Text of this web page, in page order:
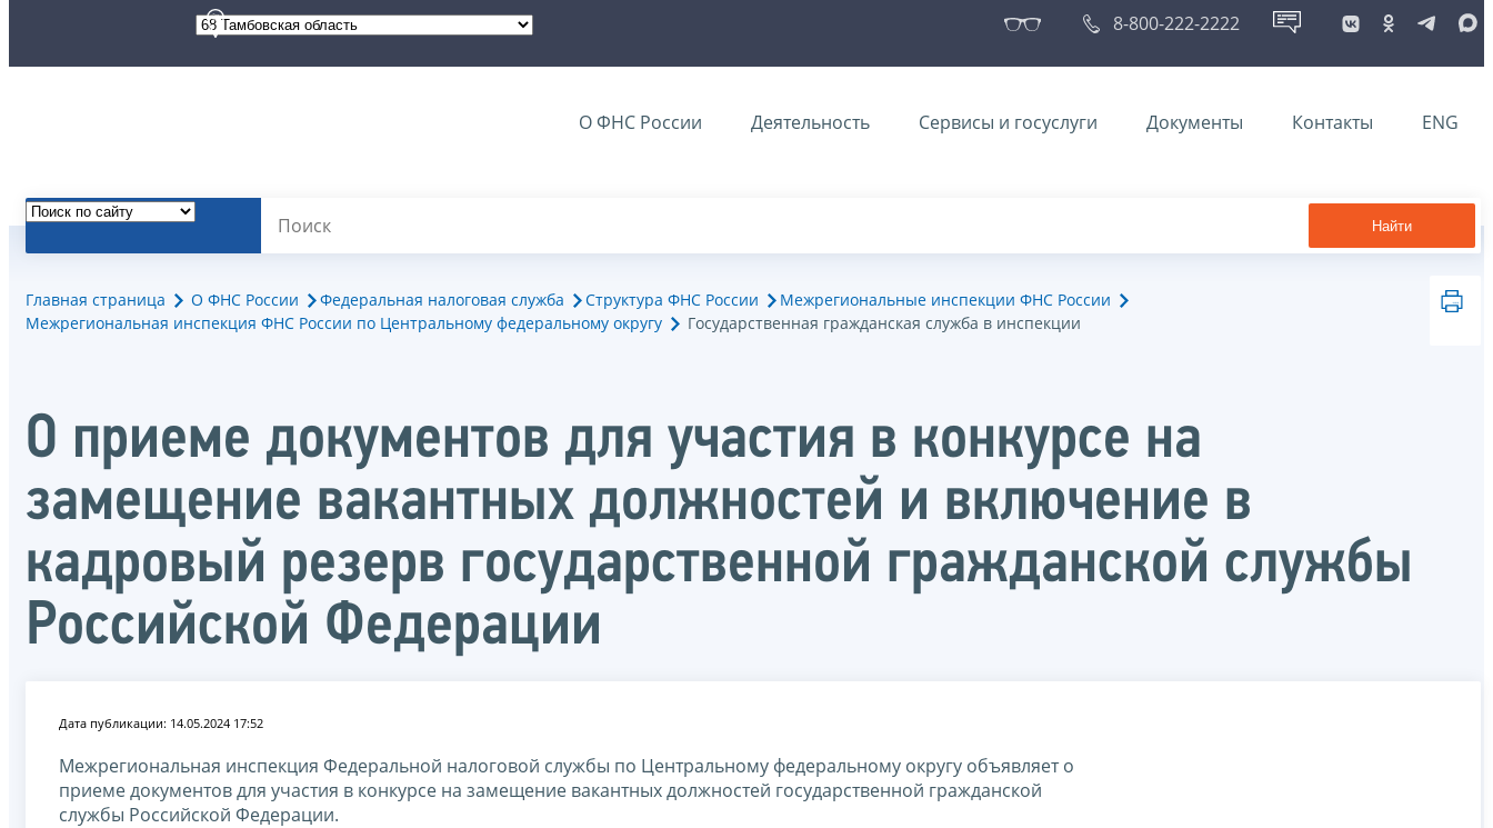
8-800-222-2222
О ФНС России Деятельность Сервисы и госуслуги Документы Контакты ENG
Найти
Главная страница О ФНС России Федеральная налоговая служба Структура ФНС России
Межрегиональные инспекции ФНС России
Межрегиональная инспекция ФНС России по Центральному федеральному округу
Государственная гражданская служба в инспекции
О приеме документов для участия в конкурсе на
замещение вакантных должностей и включение в
кадровый резерв государственной гражданской службы
Российской Федерации
Дата публикации: 14.05.2024 17:52
Межрегиональная инспекция Федеральной налоговой службы по Центральному федеральному округу объявляет о
приеме документов для участия в конкурсе на замещение вакантных должностей государственной гражданской
службы Российской Федерации.